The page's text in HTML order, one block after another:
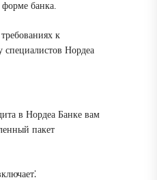
банка.
к
Нордеа
в Нордеа Банке вам
пакет